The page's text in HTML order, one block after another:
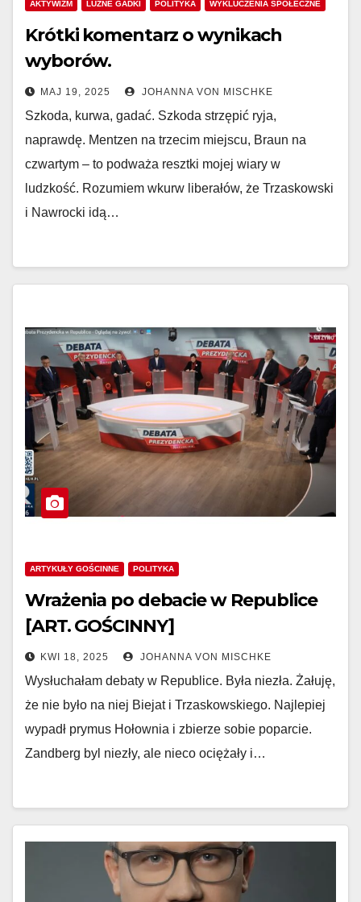
AKTYWIZM LUŹNE GADKI POLITYKA WYKLUCZENIA SPOŁECZNE
Krótki komentarz o wynikach
wyborów.
MAJ 19, 2025 JOHANNA VON MISCHKE
Szkoda, kurwa, gadać. Szkoda strzępić ryja,
naprawdę. Mentzen na trzecim miejscu, Braun na
czwartym – to podważa resztki mojej wiary w
ludzkość. Rozumiem wkurw liberałów, że Trzaskowski
i Nawrocki idą…
ARTYKUŁY GOŚCINNE POLITYKA
Wrażenia po debacie w Republice
[ART. GOŚCINNY]
KWI 18, 2025 JOHANNA VON MISCHKE
Wysłuchałam debaty w Republice. Była niezła. Żałuję,
że nie było na niej Biejat i Trzaskowskiego. Najlepiej
wypadł prymus Hołownia i zbierze sobie poparcie.
Zandberg byl niezły, ale nieco ociężały i…